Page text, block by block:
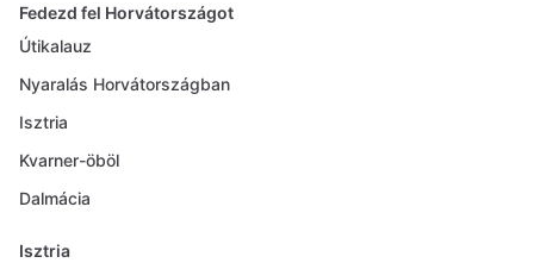
Fedezd fel Horvátországot
Útikalauz
Nyaralás Horvátországban
Isztria
Kvarner-öböl
Dalmácia
Isztria